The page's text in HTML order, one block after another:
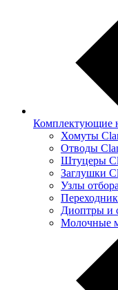
Комплектующие
Хомуты
Отводы
Штуцеры
Заглушки
Узлы
Диоптры и
Молочные